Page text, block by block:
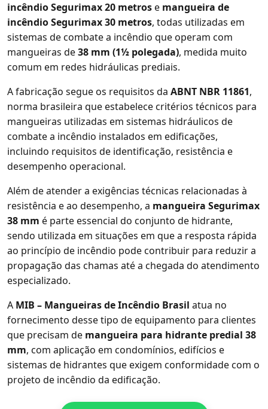
incêndio Segurimax 20 metrose mangueira de
incêndio Segurimax 30 metros, todas utilizadas em
sistemas de combate a incêndio que operam com
mangueiras de38 mm (1½ polegada), medida muito
comum em redes hidráulicas prediais.
A fabricação segue os requisitos da ABNT NBR 11861,
norma brasileira que estabelece critérios técnicos para
mangueiras utilizadas em sistemas hidráulicos de
combate a incêndio instalados em edificações,
incluindo requisitos de identificação, resistência e
desempenho operacional.
Além de atender a exigências técnicas relacionadas à
resistência e ao desempenho, a mangueira Segurimax
38 mm é parte essencial do conjunto de hidrante,
sendo utilizada em situações em que a resposta rápida
ao princípio de incêndio pode contribuir para reduzir a
propagação das chamas até a chegada do atendimento
especializado.
A MIB – Mangueiras de Incêndio Brasil atua no
fornecimento desse tipo de equipamento para clientes
que precisam de mangueira para hidrante predial 38
mm, com aplicação em condomínios, edifícios e
sistemas de hidrantes que exigem conformidade com o
projeto de incêndio da edificação.